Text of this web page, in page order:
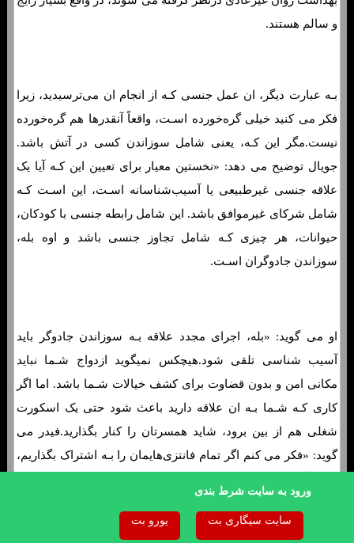
و سالم هستند.
بـه عبارت دیگر، ان عمل جنسی کـه از انجام ان می‌ترسیدید، زیرا
فکر می کنید خیلی گره‌خورده اسـت، واقعاً آنقدرها هم گره‌خورده
نیست.مگر این کـه، یعنی شامل سوزاندن کسی در آتش باشد.
جویال توضیح می دهد: «نخستین معیار برای تعیین این کـه آیا یک
علاقه جنسی غیرطبیعی یا آسیب‌شناسانه اسـت، این اسـت کـه
شامل شرکای غیرموافق باشد. این شامل رابطه جنسی با کودکان،
حیوانات، هر چیزی کـه شامل تجاوز جنسی باشد و اوه بله،
سوزاندن جادوگران اسـت.
او می گوید: «بله، اجرای مجدد علاقه بـه سوزاندن جادوگر باید
آسیب شناسی تلقی شود.هیچکس نمیگوید ازدواج شـما نباید
مکانی امن و بدون قضاوت برای کشف خیالات شـما باشد. اما اگر
کاری کـه شـما بـه ان علاقه دارید باعث شود حتی یک اسکورت
شغلی هم از بین برود، شاید همسرتان را کنار بگذارید.فیدر می
گوید: «فکر می کنم اگر تمام فانتزی‌هایمان را بـه اشتراک بگذاریم،
ورود به سایت شرط بندی
سایت سیگاری بت یورو بت